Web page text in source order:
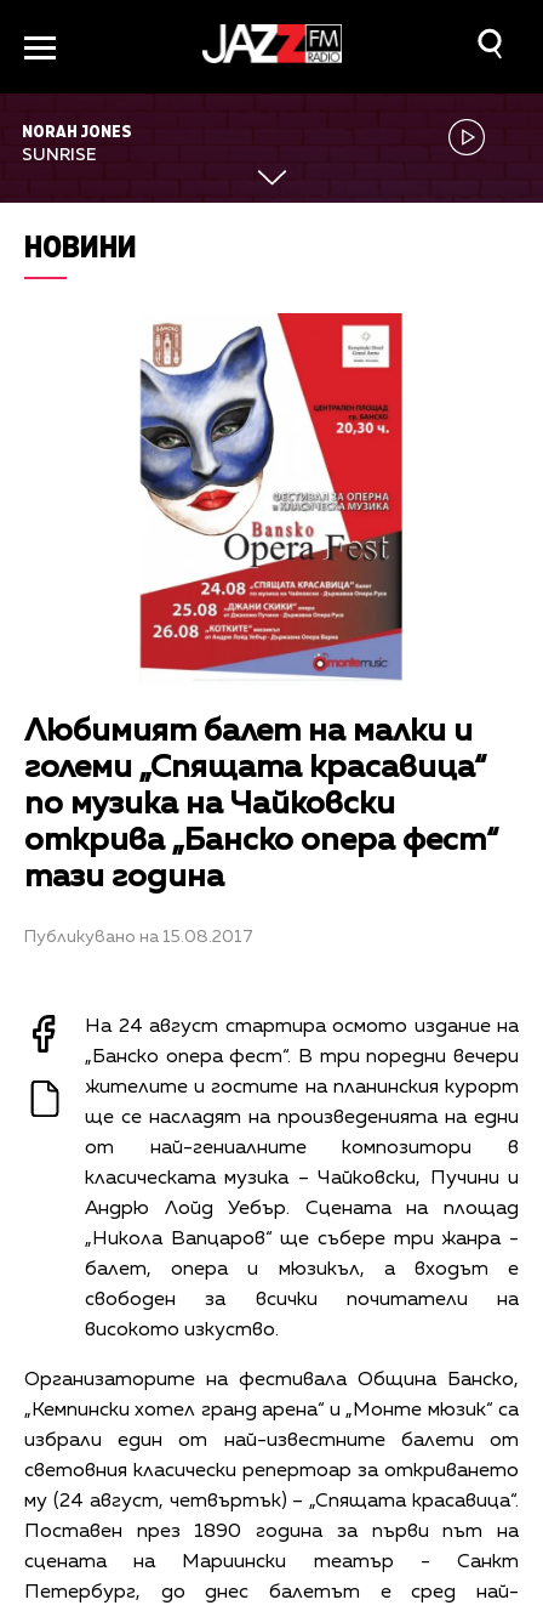
NORAH JONES
SUNRISE
НОВИНИ
Любимият балет на малки и
големи „Спящата красавица“
по музика на Чайковски
открива „Банско опера фест“
тази година
Публикувано на 15.08.2017
На 24 август стартира осмото издание на
„Банско опера фест“. В три поредни вечери
жителите и гостите на планинския курорт
ще се насладят на произведенията на едни
от най-гениалните композитори в
класическата музика – Чайковски, Пучини и
Андрю Лойд Уебър. Сцената на площад
„Никола Вапцаров“ ще събере три жанра -
балет, опера и мюзикъл, а входът е
свободен за всички почитатели на
високото изкуство.
Организаторите на фестивала Община Банско,
„Кемпински хотел гранд арена“ и „Монте мюзик“ са
избрали един от най-известните балети от
световния класически репертоар за откриването
му (24 август, четвъртък) – „Спящата красавица“.
Поставен през 1890 година за първи път на
сцената на Мариински театър - Санкт
Петербург, до днес балетът е сред най-